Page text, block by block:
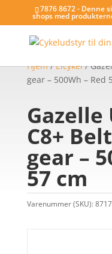
7876 8672 - Denne
shops med
Hjem/Elcykel/
gear – 500Wh – Red
C8+
gear –
57 cm
Varenummer (SKU):